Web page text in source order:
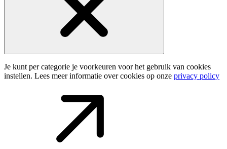
Je kunt per categorie je voorkeuren voor het gebruik van cookies
instellen. Lees meer informatie over cookies op onze privacy policy